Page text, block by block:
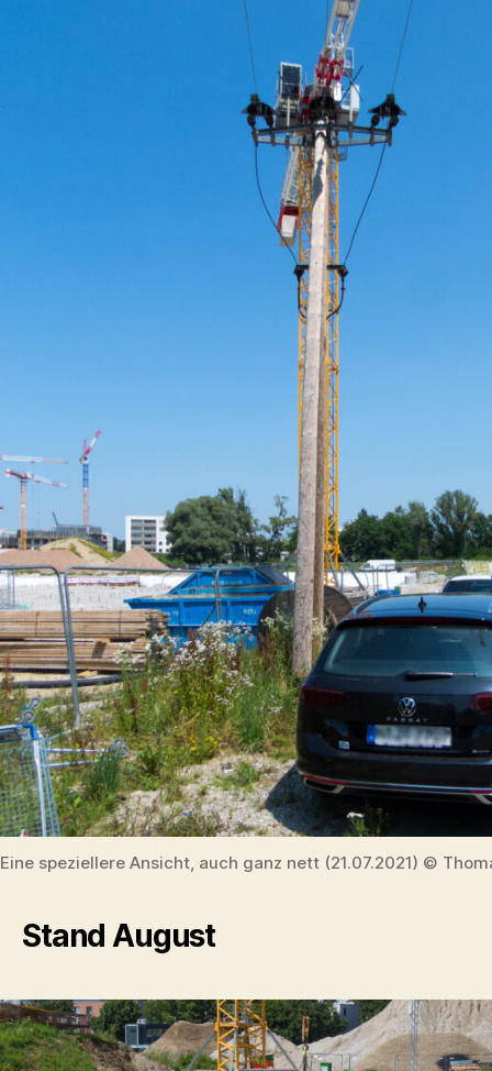
Eine speziellere Ansicht, auch ganz nett (21.07.2021) ©
Stand August